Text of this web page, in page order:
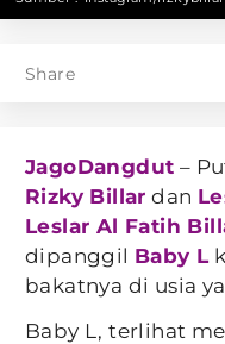
Share
JagoDangdut –
Rizky Billar dan
Leslar Al Fatih
dipanggil Baby L
bakatnya di usia
Baby L, terlihat